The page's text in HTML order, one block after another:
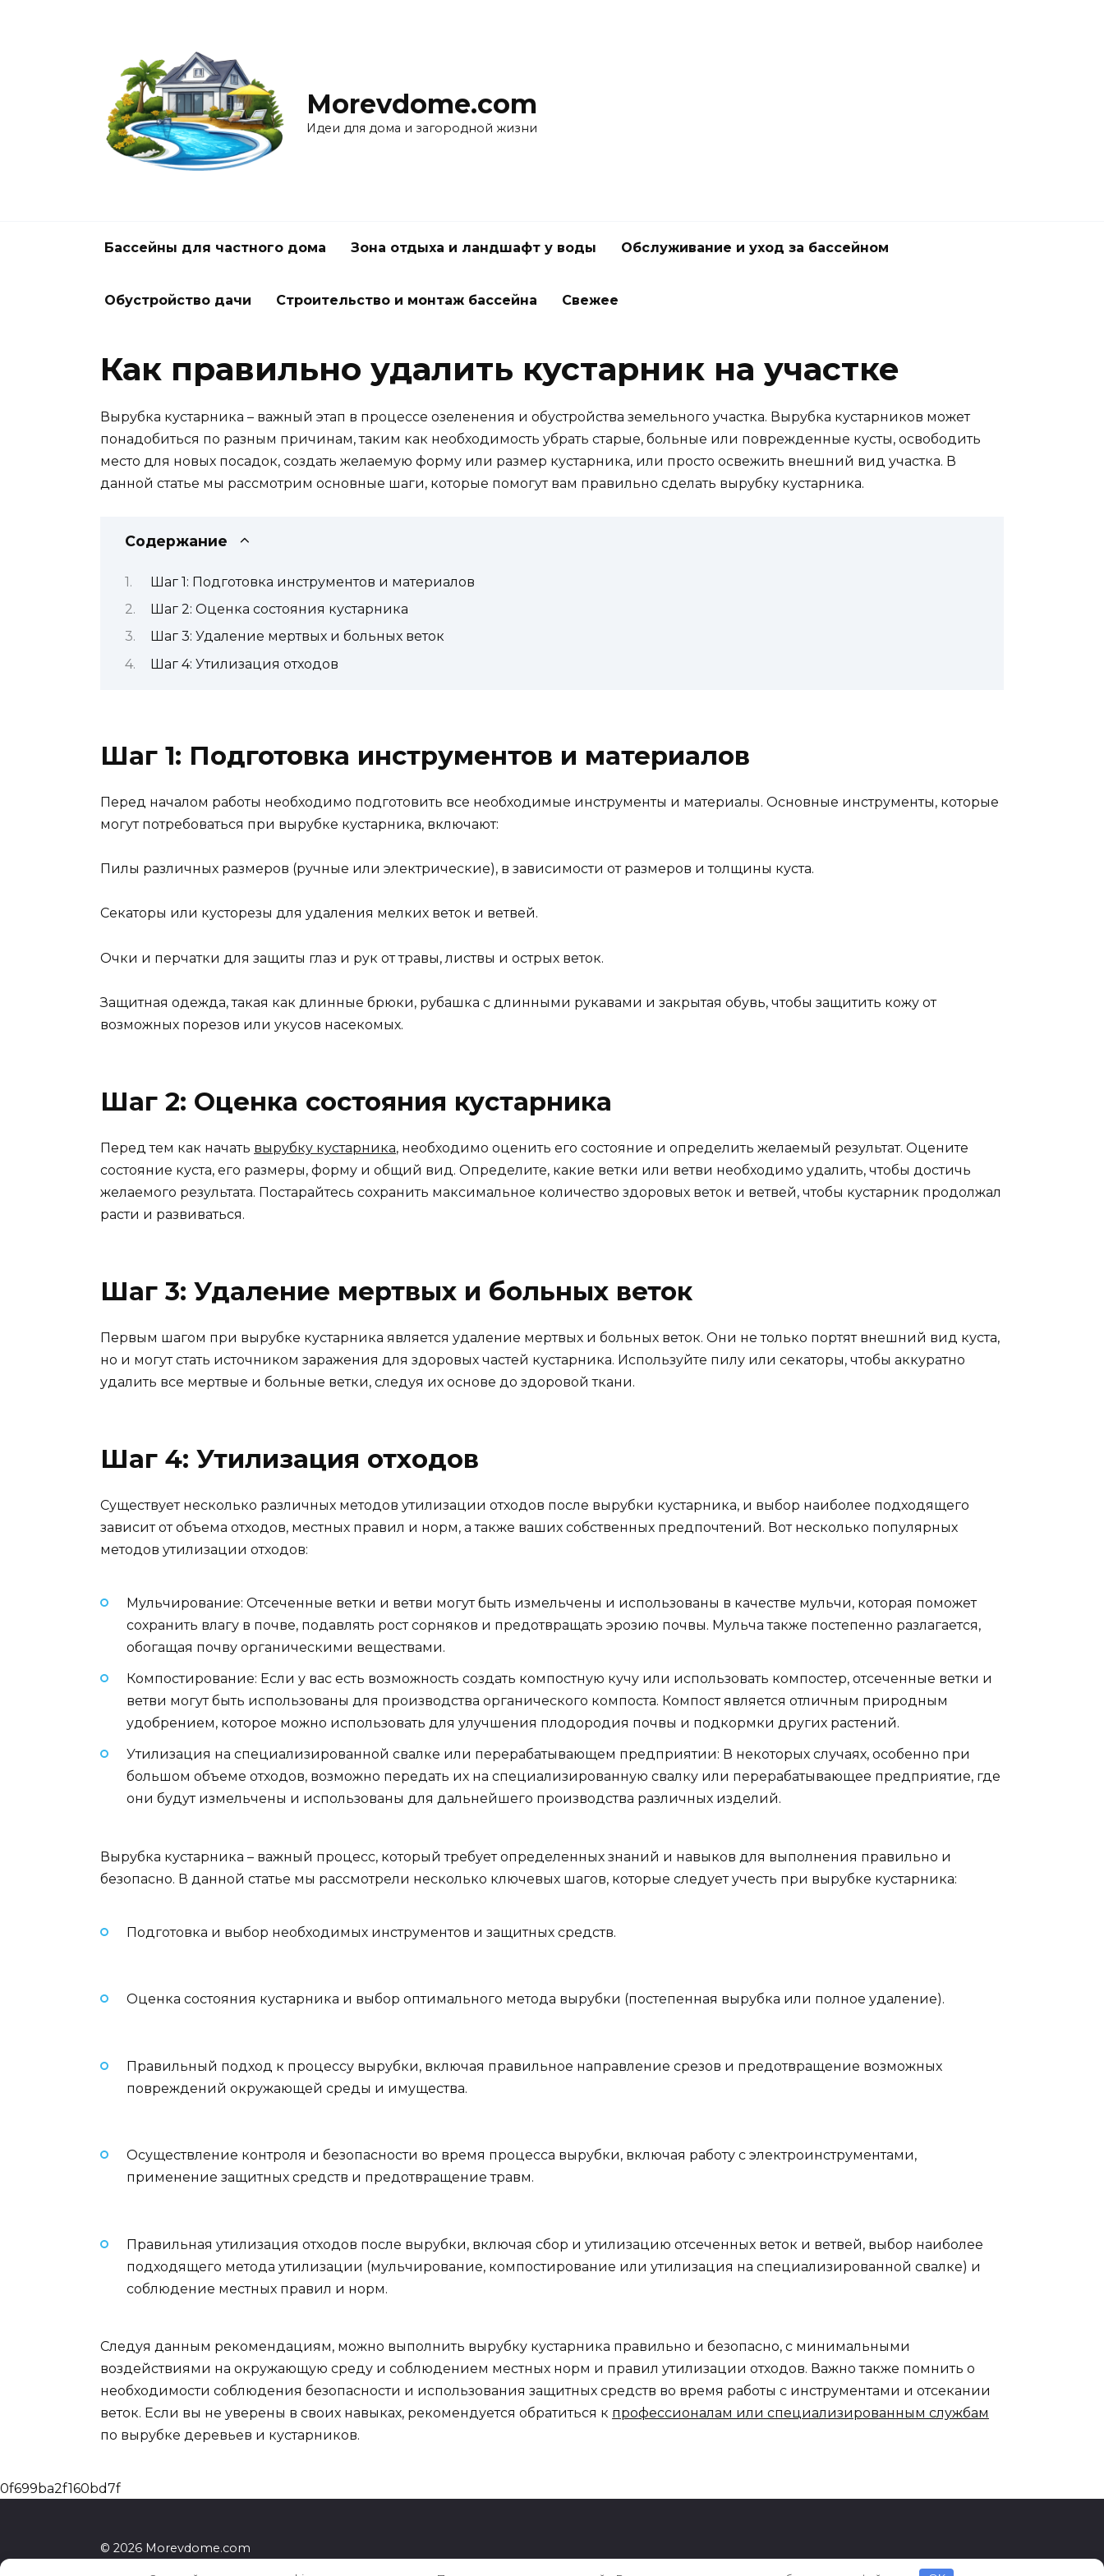
Morevdome.com
Идеи для дома и загородной жизни
Бассейны для частного дома Зона отдыха и ландшафт у воды Обслуживание и уход за бассейном
Обустройство дачи Строительство и монтаж бассейна Свежее
Как правильно удалить кустарник на участке
Вырубка кустарника – важный этап в процессе озеленения и обустройства земельного участка. Вырубка кустарников может
понадобиться по разным причинам, таким как необходимость убрать старые, больные или поврежденные кусты, освободить
место для новых посадок, создать желаемую форму или размер кустарника, или просто освежить внешний вид участка. В
данной статье мы рассмотрим основные шаги, которые помогут вам правильно сделать вырубку кустарника.
Содержание
Шаг 1: Подготовка инструментов и материалов
Шаг 2: Оценка состояния кустарника
Шаг 3: Удаление мертвых и больных веток
Шаг 4: Утилизация отходов
Шаг 1: Подготовка инструментов и материалов
Перед началом работы необходимо подготовить все необходимые инструменты и материалы. Основные инструменты, которые
могут потребоваться при вырубке кустарника, включают:
Пилы различных размеров (ручные или электрические), в зависимости от размеров и толщины куста.
Секаторы или кусторезы для удаления мелких веток и ветвей.
Очки и перчатки для защиты глаз и рук от травы, листвы и острых веток.
Защитная одежда, такая как длинные брюки, рубашка с длинными рукавами и закрытая обувь, чтобы защитить кожу от
возможных порезов или укусов насекомых.
Шаг 2: Оценка состояния кустарника
Перед тем как начать вырубку кустарника, необходимо оценить его состояние и определить желаемый результат. Оцените
состояние куста, его размеры, форму и общий вид. Определите, какие ветки или ветви необходимо удалить, чтобы достичь
желаемого результата. Постарайтесь сохранить максимальное количество здоровых веток и ветвей, чтобы кустарник продолжал
расти и развиваться.
Шаг 3: Удаление мертвых и больных веток
Первым шагом при вырубке кустарника является удаление мертвых и больных веток. Они не только портят внешний вид куста,
но и могут стать источником заражения для здоровых частей кустарника. Используйте пилу или секаторы, чтобы аккуратно
удалить все мертвые и больные ветки, следуя их основе до здоровой ткани.
Шаг 4: Утилизация отходов
Существует несколько различных методов утилизации отходов после вырубки кустарника, и выбор наиболее подходящего
зависит от объема отходов, местных правил и норм, а также ваших собственных предпочтений. Вот несколько популярных
методов утилизации отходов:
Мульчирование: Отсеченные ветки и ветви могут быть измельчены и использованы в качестве мульчи, которая поможет
сохранить влагу в почве, подавлять рост сорняков и предотвращать эрозию почвы. Мульча также постепенно разлагается,
обогащая почву органическими веществами.
Компостирование: Если у вас есть возможность создать компостную кучу или использовать компостер, отсеченные ветки и
ветви могут быть использованы для производства органического компоста. Компост является отличным природным
удобрением, которое можно использовать для улучшения плодородия почвы и подкормки других растений.
Утилизация на специализированной свалке или перерабатывающем предприятии: В некоторых случаях, особенно при
большом объеме отходов, возможно передать их на специализированную свалку или перерабатывающее предприятие, где
они будут измельчены и использованы для дальнейшего производства различных изделий.
Вырубка кустарника – важный процесс, который требует определенных знаний и навыков для выполнения правильно и
безопасно. В данной статье мы рассмотрели несколько ключевых шагов, которые следует учесть при вырубке кустарника:
Подготовка и выбор необходимых инструментов и защитных средств.
Оценка состояния кустарника и выбор оптимального метода вырубки (постепенная вырубка или полное удаление).
Правильный подход к процессу вырубки, включая правильное направление срезов и предотвращение возможных
повреждений окружающей среды и имущества.
Осуществление контроля и безопасности во время процесса вырубки, включая работу с электроинструментами,
применение защитных средств и предотвращение травм.
Правильная утилизация отходов после вырубки, включая сбор и утилизацию отсеченных веток и ветвей, выбор наиболее
подходящего метода утилизации (мульчирование, компостирование или утилизация на специализированной свалке) и
соблюдение местных правил и норм.
Следуя данным рекомендациям, можно выполнить вырубку кустарника правильно и безопасно, с минимальными
воздействиями на окружающую среду и соблюдением местных норм и правил утилизации отходов. Важно также помнить о
необходимости соблюдения безопасности и использования защитных средств во время работы с инструментами и отсекании
веток. Если вы не уверены в своих навыках, рекомендуется обратиться к профессионалам или специализированным службам
по вырубке деревьев и кустарников.
© 2026 Morevdome.com
0f699ba2f160bd7f